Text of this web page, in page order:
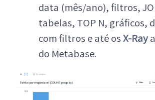
data (mês/ano), filtros,
tabelas, TOP N, gráficos,
com filtros e até osX-Ray
do Metabase.